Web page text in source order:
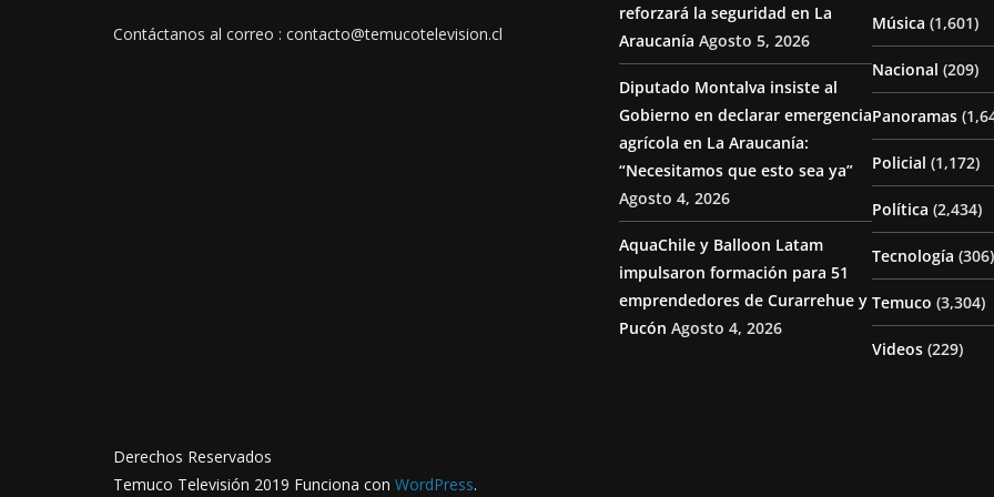
Contáctanos al correo : contacto@temucotelevision.cl
reforzará la seguridad en La
Araucanía Agosto 5, 2026
Diputado Montalva insiste al
Gobierno en declarar emergencia
agrícola en La Araucanía:
“Necesitamos que esto sea ya”
Agosto 4, 2026
AquaChile y Balloon Latam
impulsaron formación para 51
emprendedores de Curarrehue y
Pucón Agosto 4, 2026
Música (1,601)
Nacional (209)
Panoramas
Policial (1,172)
Política (2,434)
Tecnología (306)
Temuco (3,304)
Videos (229)
Derechos Reservados
Temuco Televisión 2019 Funciona con WordPress.